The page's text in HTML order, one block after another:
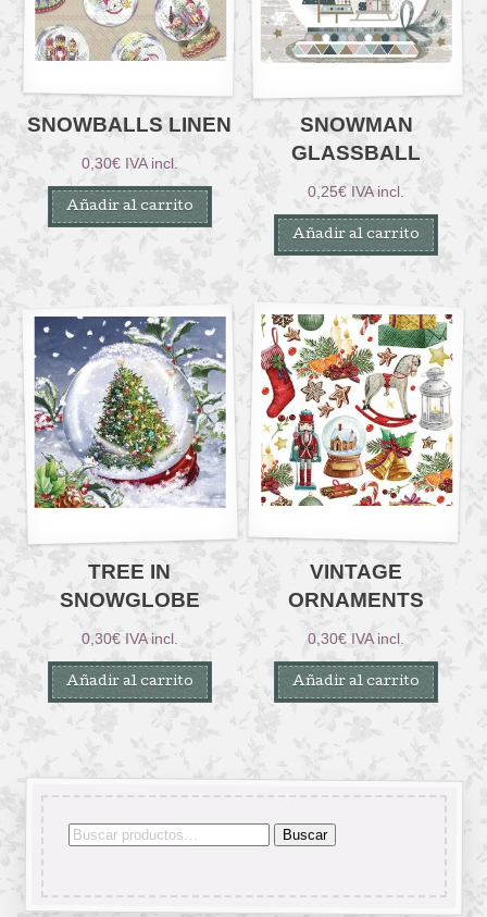
SNOWBALLS LINEN
0,30€ IVA incl.
Añadir al carrito
SNOWMAN
GLASSBALL
0,25€ IVA incl.
Añadir al carrito
TREE IN
SNOWGLOBE
0,30€ IVA incl.
Añadir al carrito
VINTAGE
ORNAMENTS
0,30€ IVA incl.
Añadir al carrito
Buscar
Buscar